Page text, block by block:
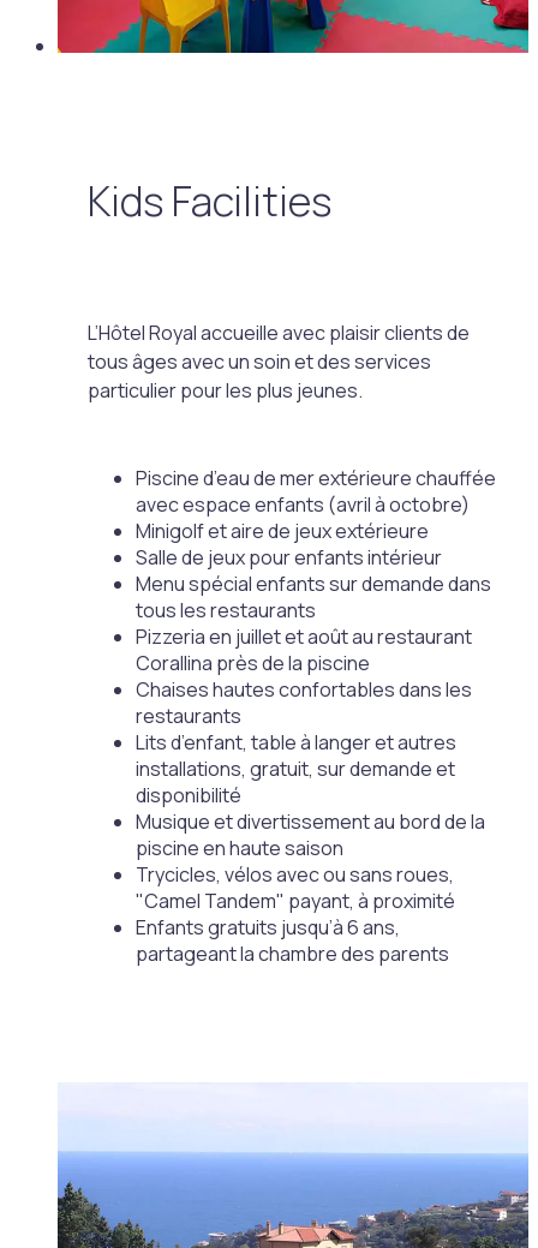
Kids Facilities
L’Hôtel Royal accueille avec plaisir clients de
tous âges avec un soin et des services
particulier pour les plus jeunes.
Piscine d’eau de mer extérieure chauffée
avec espace enfants (avril à octobre)
Minigolf et aire de jeux extérieure
Salle de jeux pour enfants intérieur
Menu spécial enfants sur demande dans
tous les restaurants
Pizzeria en juillet et août au restaurant
Corallina près de la piscine
Chaises hautes confortables dans les
restaurants
Lits d’enfant, table à langer et autres
installations, gratuit, sur demande et
disponibilité
Musique et divertissement au bord de la
piscine en haute saison
Trycicles, vélos avec ou sans roues,
"Camel Tandem" payant, à proximité
Enfants gratuits jusqu’à 6 ans,
partageant la chambre des parents